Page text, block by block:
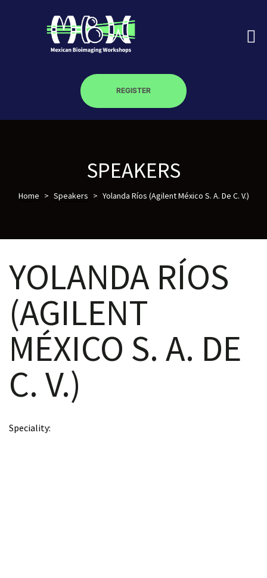
REGISTER
SPEAKERS
Home > Speakers > Yolanda Ríos (Agilent México S. A. De C. V.)
YOLANDA RÍOS
(AGILENT
MÉXICO S. A. DE
C. V.)
Speciality
–